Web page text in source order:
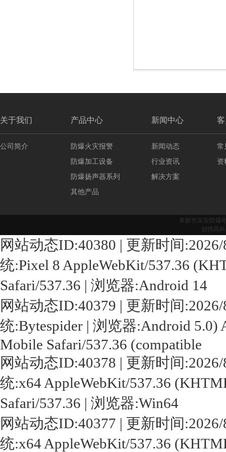
关于我们 产品中心 新闻中心
公司简介
防爆火灾报警
防爆加工设备
防爆扬声器系列
其他产品
新闻动态
行业资讯
解决方案
常
资
阜新市富安防爆
创伟高科
网站动态ID:40380 | 更新时间
统:Pixel 8 AppleWebKit/537.36
Safari/537.36 | 浏览器:Android 14
网站动态ID:40379 | 更新时间
统:Bytespider | 浏览器:Android
Mobile Safari/537.36 (compatible
网站动态ID:40378 | 更新时间
统:x64 AppleWebKit/537.36
Safari/537.36 | 浏览器:Win64
网站动态ID:40377 | 更新时间
统:x64 AppleWebKit/537.36